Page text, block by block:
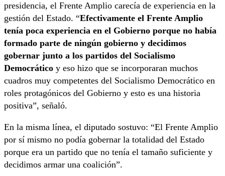
presidencia, el Frente Amplio carecía de experiencia en la
gestión del Estado. “Efectivamente el Frente Amplio
tenía poca experiencia en el Gobierno porque no había
formado parte de ningún gobierno y decidimos
gobernar junto a los partidos del Socialismo
Democrático y eso hizo que se incorporaran muchos
cuadros muy competentes del Socialismo Democrático en
roles protagónicos del Gobierno y esto es una historia
positiva”, señaló.
En la misma línea, el diputado sostuvo: “El Frente Amplio
por sí mismo no podía gobernar la totalidad del Estado
porque era un partido que no tenía el tamaño suficiente y
decidimos armar una coalición”.